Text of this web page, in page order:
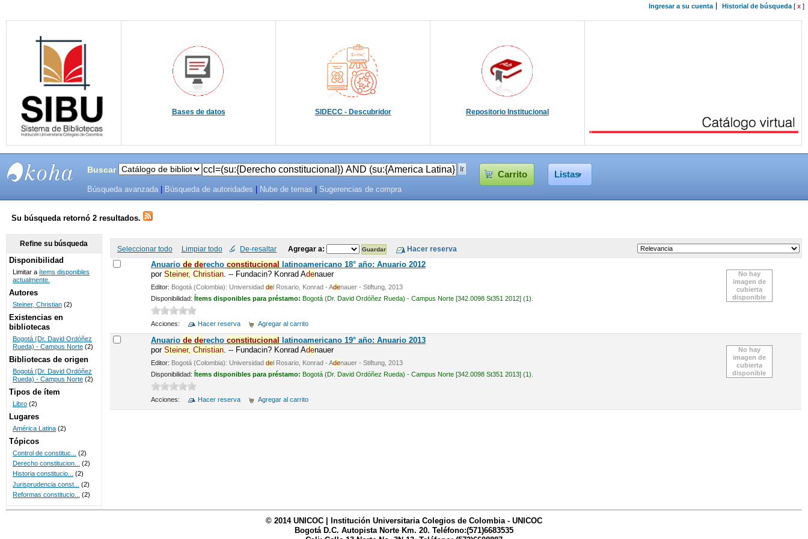
Ingresar a su cuenta Historial de búsqueda[ x ]
Bases de datos SIDECC - Descubridor Repositorio Institucional
SISTEMAS
DE
BIBLIOTECAS
UNICOC
Buscar Carrito Listas
Búsqueda avanzada Búsqueda de autoridades Nube de temas Sugerencias de compra
Su búsqueda retornó 2 resultados.
Seleccionar todo Limpiar todo De-resaltar Agregar a:
Anuario de derecho constitucional latinoamericano 18° año: Anuario 2012
por Steiner, Christian. -- Fundacin? Konrad Adenauer
Editor: Bogotá (Colombia): Universidad del Rosario, Konrad - Adenauer - Stiftung, 2013
Disponibilidad: Ítems disponibles para préstamo: Bogotá (Dr. David Ordóñez Rueda) - Campus Norte [342.0098 St351 2012] (1).
Acciones: Hacer reserva Agregar al carrito
No hay
imagen de
cubierta
disponible
Anuario de derecho constitucional latinoamericano 19° año: Anuario 2013
por Steiner, Christian. -- Fundacin? Konrad Adenauer
Editor: Bogotá (Colombia): Universidad del Rosario, Konrad - Adenauer - Stiftung, 2013
Disponibilidad: Ítems disponibles para préstamo: Bogotá (Dr. David Ordóñez Rueda) - Campus Norte [342.0098 St351 2013] (1).
Acciones: Hacer reserva Agregar al carrito
No hay
imagen de
cubierta
disponible
Refine su búsqueda
Disponibilidad
Limitar a ítems disponibles
actualmente.
Autores
Steiner, Christian (2)
Existencias en
bibliotecas
Bogotá (Dr. David Ordóñez
Rueda) - Campus Norte (2)
Bibliotecas de origen
Bogotá (Dr. David Ordóñez
Rueda) - Campus Norte (2)
Tipos de ítem
Libro (2)
Lugares
América Latina (2)
Tópicos
Control de constituc...
(2)
Derecho constitucion...
(2)
Historia constitucio... (2)
Jurisprudencia const...
(2)
Reformas constitucio...
(2)
© 2014 UNICOC | Institución Universitaria Colegios de Colombia - UNICOC
Bogotá D.C. Autopista Norte Km. 20. Teléfono:(571)6683535